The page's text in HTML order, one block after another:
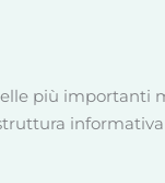
più importanti